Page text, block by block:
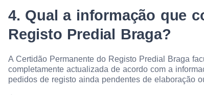
4. Qual a informação que
Registo Predial Braga?
A Certidão Permanente do Registo Predial Braga
completamente actualizada de acordo com a
pedidos de registo ainda pendentes de elaboração